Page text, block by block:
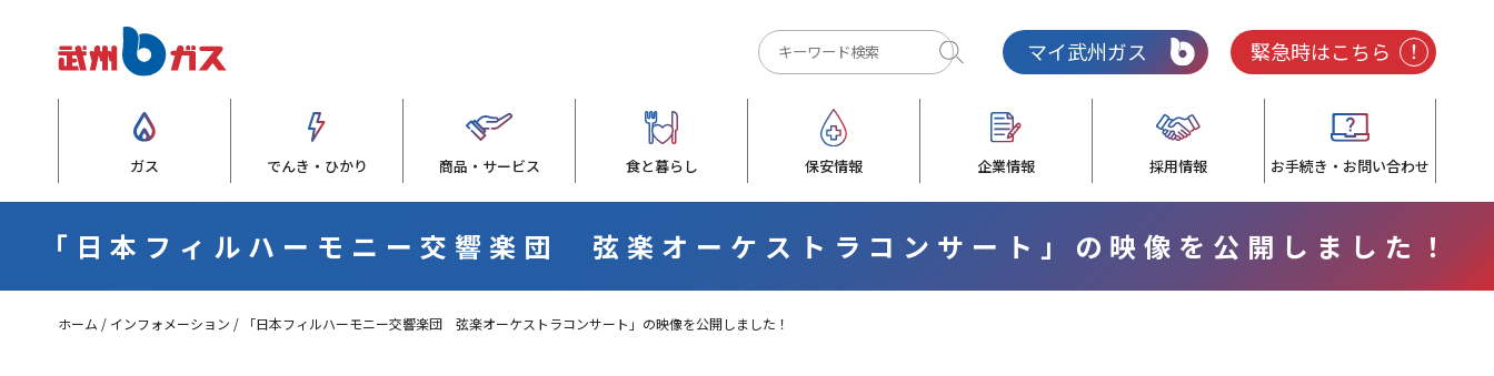
マイ武州ガス 緊急時はこちら
ガス でんき・ひかり 商品・サービス 食と暮らし 保安情報 企業情報 採用情報 お手続き・お問い合わせ
「日本フィルハーモニー交響楽団 弦楽オーケストラコンサート」の映像を公開しました！
ホーム インフォメーション 「日本フィルハーモニー交響楽団 弦楽オーケストラコンサート」の映像を公開しました！